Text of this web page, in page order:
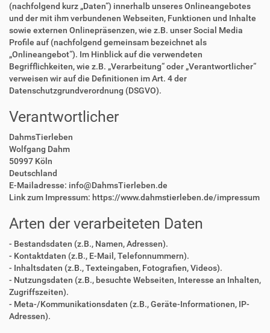
(nachfolgend kurz „Daten“) innerhalb unseres Onlineangebotes
und der mit ihm verbundenen Webseiten, Funktionen und Inhalte
sowie externen Onlinepräsenzen, wie z.B. unser Social Media
Profile auf (nachfolgend gemeinsam bezeichnet als
„Onlineangebot“). Im Hinblick auf die verwendeten
Begrifflichkeiten, wie z.B. „Verarbeitung“ oder „Verantwortlicher“
verweisen wir auf die Definitionen im Art. 4 der
Datenschutzgrundverordnung (DSGVO).
Verantwortlicher
DahmsTierleben
Wolfgang Dahm
50997 Köln
Deutschland
E-Mailadresse: info@DahmsTierleben.de
Link zum Impressum: https://www.dahmstierleben.de/impressum
Arten der verarbeiteten Daten
- Bestandsdaten (z.B., Namen, Adressen).
- Kontaktdaten (z.B., E-Mail, Telefonnummern).
- Inhaltsdaten (z.B., Texteingaben, Fotografien, Videos).
- Nutzungsdaten (z.B., besuchte Webseiten, Interesse an Inhalten,
Zugriffszeiten).
- Meta-/Kommunikationsdaten (z.B., Geräte-Informationen, IP-
Adressen).